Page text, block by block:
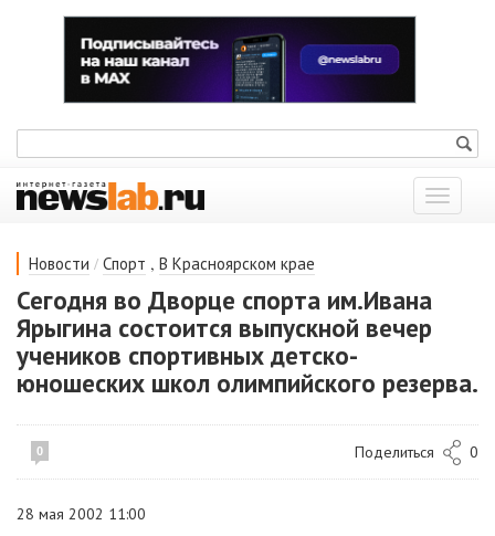
Показать
меню
Новости / Спорт , В Красноярском крае
Сегодня во Дворце спорта им.Ивана
Ярыгина состоится выпускной вечер
учеников спортивных детско-
юношеских школ олимпийского резерва.
0 Поделиться 0
28 мая 2002 11:00